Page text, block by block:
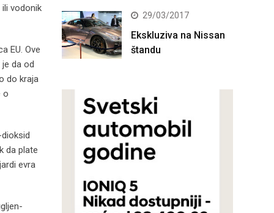
vodonik
EU. Ove
da od
do kraja
o
da plate
evra
29/03/2017
Ekskluziva na Nissan
štandu